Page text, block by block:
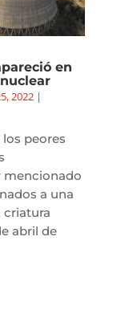
en
2022|
peores
mencionado
a una
criatura
abril de